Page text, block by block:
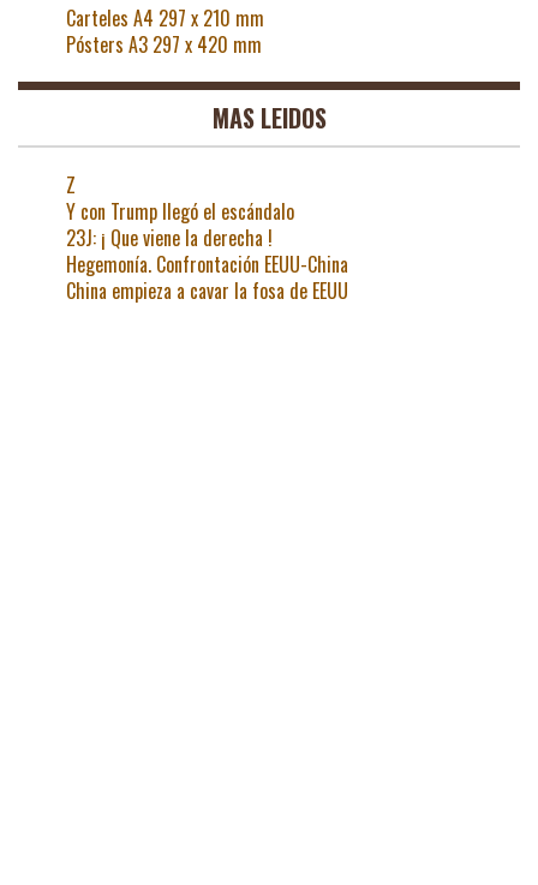
Carteles A4 297 x 210 mm
Pósters A3 297 x 420 mm
MAS LEIDOS
Z
Y con Trump llegó el escándalo
23J: ¡ Que viene la derecha !
Hegemonía. Confrontación EEUU-China
China empieza a cavar la fosa de EEUU